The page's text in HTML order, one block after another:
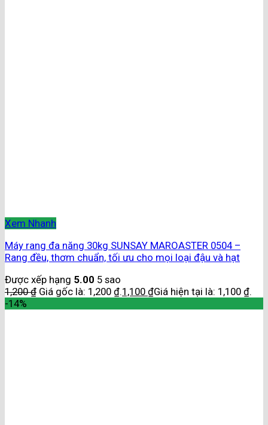
Xem Nhanh
Máy rang đa năng 30kg SUNSAY MAROASTER 0504 –
Rang đều, thơm chuẩn, tối ưu cho mọi loại đậu và hạt
Được xếp hạng 5.00 5 sao
1,200₫ Giá gốc là: 1,200 ₫.1,100 ₫Giá hiện tại là: 1,100 ₫.
-14%